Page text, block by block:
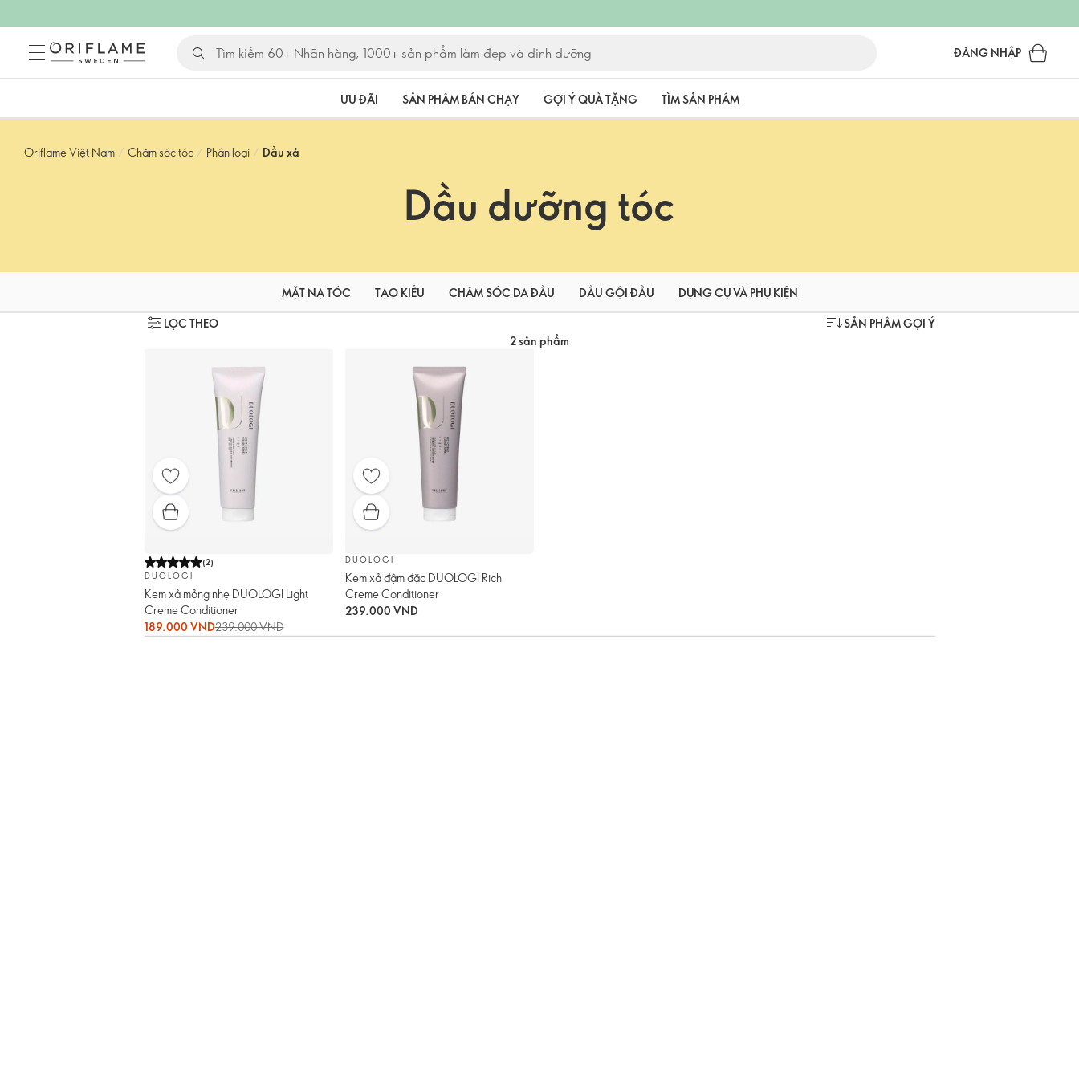
ĐĂNG NHẬP
ƯU ĐÃI SẢN PHẨM BÁN CHẠY GỢI Ý QUÀ TẶNG TÌM SẢN PHẨM
Oriflame Việt Nam / Chăm sóc tóc / Phân loại / Dầu xả
Dầu dưỡng tóc
MẶT NẠ TÓC TẠO KIỂU CHĂM SÓC DA ĐẦU DẦU GỘI ĐẦU
DỤNG CỤ VÀ PHỤ KIỆN
LỌC THEO
SẢN PHẨM GỢI Ý
2 sản phẩm
(2)
DUOLOGI
Kem xả mỏng nhẹ DUOLOGI Light
Creme Conditioner
189.000 VND239.000 VND
DUOLOGI
Kem xả đậm đặc DUOLOGI Rich
Creme Conditioner
239.000 VND